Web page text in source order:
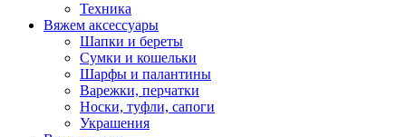
Техника
Вяжем аксессуары
Шапки и береты
Сумки и кошельки
Шарфы и палантины
Варежки, перчатки
Носки, туфли, сапоги
Украшения